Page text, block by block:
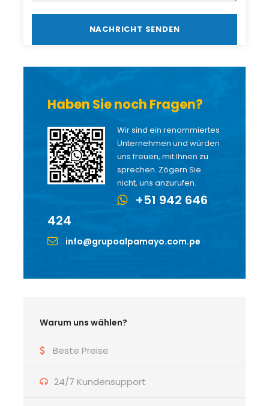
Haben Sie noch Fragen?
Wir sind ein renommiertes
Unternehmen und würden
uns freuen, mit Ihnen zu
sprechen. Zögern Sie
nicht, uns anzurufen.
+51 942 646
424
info@grupoalpamayo.com.pe
Warum uns wählen?
Beste Preise
24/7 Kundensupport